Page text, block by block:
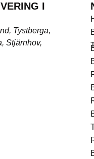
I
Tystberga,
Stjärnhov,